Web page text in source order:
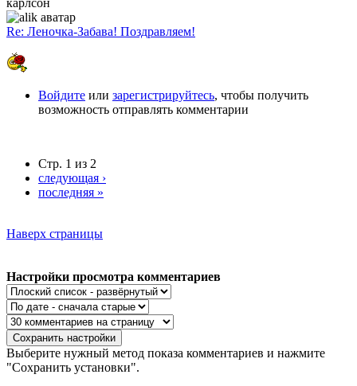
Re: Леночка-Забава! Поздравляем!
Войдите или зарегистрируйтесь, чтобы получить
возможность отправлять комментарии
Стр. 1 из 2
следующая ›
последняя »
Наверх страницы
Настройки просмотра комментариев
Выберите нужный метод показа комментариев и нажмите
"Сохранить установки".